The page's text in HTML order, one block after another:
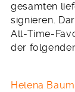
gesamten
signieren.
All-Time-
der
Helena